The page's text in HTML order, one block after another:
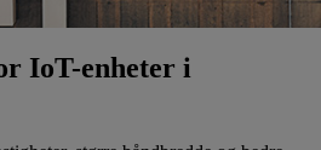
IoT-enheter i